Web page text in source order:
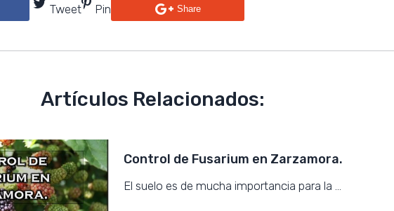
Tweet Pin Share
Artículos Relacionados:
Control de Fusarium en Zarzamora.
El suelo es de mucha importancia para la …